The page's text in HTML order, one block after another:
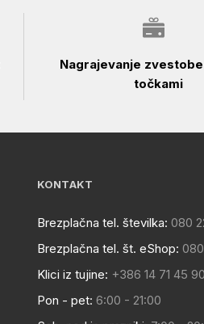
Nagrajevanje
točkami
KONTAKT
Brezplačna tel. številka: 080
Brezplačna tel. št. eShop:
Klici iz tujine: +386 14 71 45
Pon - pet: 6:00 - 21:00